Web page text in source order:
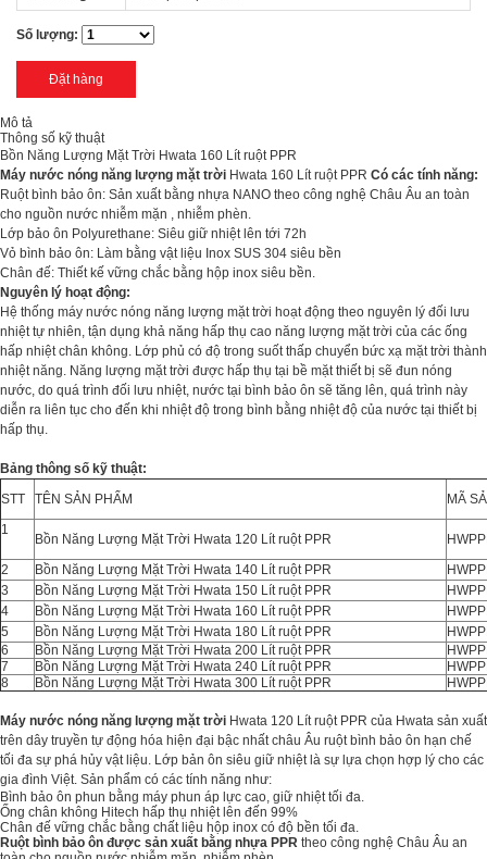
Số lượng:
Mô tả
Thông số kỹ thuật
Bồn Năng Lượng Mặt Trời Hwata 160 Lít ruột PPR
Máy nước nóng năng lượng mặt trời Hwata 160 Lít ruột PPR Có các tính năng:
Ruột bình bảo ôn: Sản xuất bằng nhựa NANO theo công nghệ Châu Âu an toàn
cho nguồn nước nhiễm mặn , nhiễm phèn.
Lớp bảo ôn Polyurethane: Siêu giữ nhiệt lên tới 72h
Vỏ bình bảo ôn: Làm bằng vật liệu Inox SUS 304 siêu bền
Chân đế: Thiết kế vững chắc bằng hộp inox siêu bền.
Nguyên lý hoạt động:
Hệ thống máy nước nóng năng lượng mặt trời hoạt động theo nguyên lý đối lưu
nhiệt tự nhiên, tận dụng khả năng hấp thụ cao năng lượng mặt trời của các ống
hấp nhiệt chân không. Lớp phủ có độ trong suốt thấp chuyển bức xạ mặt trời thành
nhiệt năng. Năng lượng mặt trời được hấp thụ tại bề mặt thiết bị sẽ đun nóng
nước, do quá trình đối lưu nhiệt, nước tại bình bảo ôn sẽ tăng lên, quá trình này
diễn ra liên tục cho đến khi nhiệt độ trong bình bằng nhiệt độ của nước tại thiết bị
hấp thụ.
Bảng thông số kỹ thuật:
STT
TÊN SẢN PHẨM
MÃ
1
Bồn Năng Lượng Mặt Trời Hwata 120 Lít ruột PPR
2
Bồn Năng Lượng Mặt Trời Hwata 140 Lít ruột PPR
3
Bồn Năng Lượng Mặt Trời Hwata 150 Lít ruột PPR
4
Bồn Năng Lượng Mặt Trời Hwata 160 Lít ruột PPR
5
Bồn Năng Lượng Mặt Trời Hwata 180 Lít ruột PPR
6
Bồn Năng Lượng Mặt Trời Hwata 200 Lít ruột PPR
7
Bồn Năng Lượng Mặt Trời Hwata 240 Lít ruột PPR
8
Bồn Năng Lượng Mặt Trời Hwata 300 Lít ruột PPR
Máy nước nóng năng lượng mặt trời Hwata 120 Lít ruột PPR của Hwata sản xuất
trên dây truyền tự động hóa hiện đại bậc nhất châu Âu ruột bình bảo ôn hạn chế
tối đa sự phá hủy vật liệu. Lớp bản ôn siêu giữ nhiệt là sự lựa chọn hợp lý cho các
gia đình Việt. Sản phẩm có các tính năng như:
Bình bảo ôn phun bằng máy phun áp lực cao, giữ nhiệt tối đa.
Ống chân không Hitech hấp thụ nhiệt lên đến 99%
Chân đế vững chắc bằng chất liệu hộp inox có độ bền tối đa.
Ruột bình bảo ôn được sản xuất bằng nhựa PPR theo công nghệ Châu Âu an